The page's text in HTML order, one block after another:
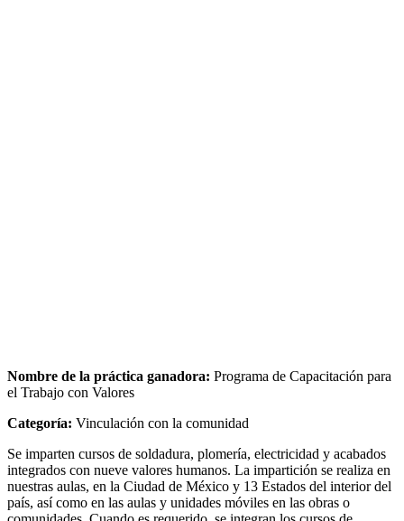
Nombre de la práctica ganadora: Programa de Capacitación para
el Trabajo con Valores
Categoría: Vinculación con la comunidad
Se imparten cursos de soldadura, plomería, electricidad y acabados
integrados con nueve valores humanos. La impartición se realiza en
nuestras aulas, en la Ciudad de México y 13 Estados del interior del
país, así como en las aulas y unidades móviles en las obras o